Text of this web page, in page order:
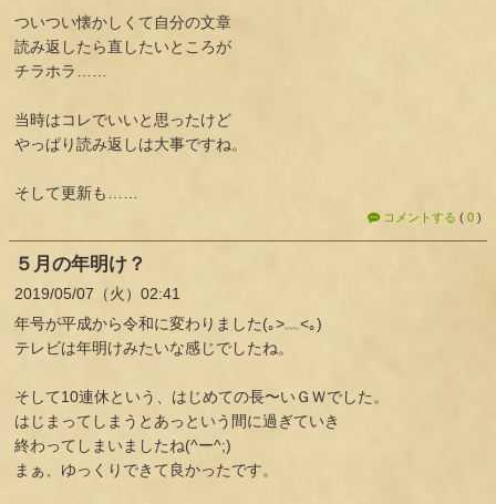
ついつい懐かしくて自分の文章
読み返したら直したいところが
チラホラ……
当時はコレでいいと思ったけど
やっぱり読み返しは大事ですね。
そして更新も……
コメントする ( 0 )
５月の年明け？
2019 05 07 （火） 02:41
年号が平成から令和に変わりました(｡>﹏<｡)
テレビは年明けみたいな感じでしたね。
そして10連休という、はじめての長〜いＧＷでした。
はじまってしまうとあっという間に過ぎていき
終わってしまいましたね(^ー^;)
まぁ、ゆっくりできて良かったです。